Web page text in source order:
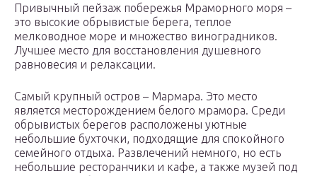
Привычный пейзаж побережья Мраморного моря –
это высокие обрывистые берега, теплое
мелководное море и множество виноградников.
Лучшее место для восстановления душевного
равновесия и релаксации.
Самый крупный остров – Мармара. Это место
является месторождением белого мрамора. Среди
обрывистых берегов расположены уютные
небольшие бухточки, подходящие для спокойного
семейного отдыха. Развлечений немного, но есть
небольшие ресторанчики и кафе, а также музей под